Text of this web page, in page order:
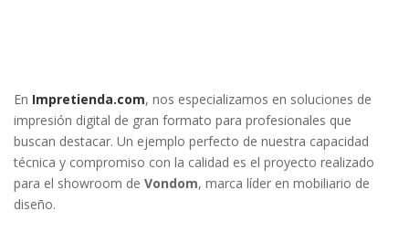
En Impretienda.com, nos especializamos en soluciones de
impresión digital de gran formato para profesionales que
buscan destacar. Un ejemplo perfecto de nuestra capacidad
técnica y compromiso con la calidad es el proyecto realizado
para el showroom de Vondom, marca líder en mobiliario de
diseño.